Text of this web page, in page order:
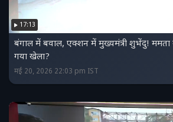
17:13
बंगाल में बवाल, एक्शन में मुख्यमंत्री शुभेंदु! ममता
गया खेला?
मई 20, 2026 22:03 pm IST